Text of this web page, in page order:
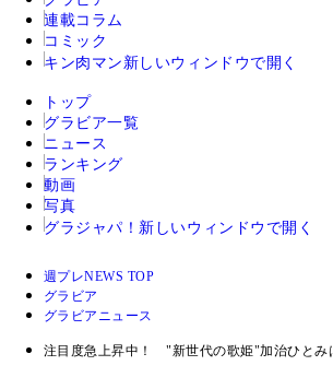
連載コラム
コミック
キン肉マン 新しいウィンドウで開く
トップ
グラビア一覧
ニュース
ランキング
動画
写真
グラジャパ！ 新しいウィンドウで開く
週プレNEWS TOP
グラビア
グラビアニュース
注目度急上昇中！ "新世代の歌姫"加治ひとみ